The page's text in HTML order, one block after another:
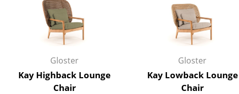
Einzelteile
... alle Aufbewahrungsmöbel
Gloster
Kay Highback Lounge
Chair
Gloster
Kay Lowback Lounge
Chair